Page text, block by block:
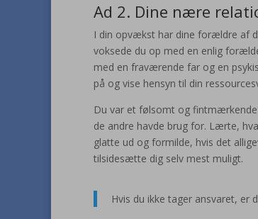
Ad 2. Dine nære
I din opvækst har dine forældre af
voksede du op med en enlig
med en fraværende far og en
på og vise hensyn til din
Du var et følsomt og
de andre havde brug for. Lærte,
glatte ud og formilde, hvis det
tilsidesætte dig selv mest muligt.
Hvis du ikke tager ansvaret, er